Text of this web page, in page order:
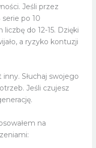
Jeśli przez
po 10
do 12-15. Dzięki
a ryzyko kontuzji
Słuchaj swojego
Jeśli czujesz
na